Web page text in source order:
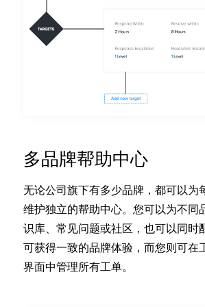
多品牌帮助中心
无论公司旗下有多少品牌，都可以为
维护独立的帮助中心。您可以为不同
识库、常见问题或社区，也可以同时
可获得一致的品牌体验，而您则可在
界面中管理所有工单。